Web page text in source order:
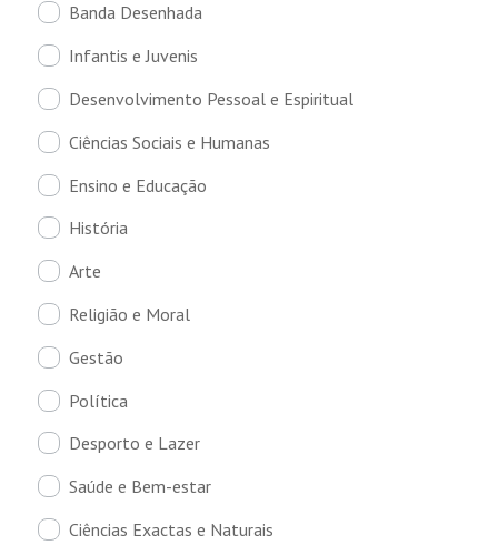
Banda Desenhada
Infantis e Juvenis
Desenvolvimento Pessoal e Espiritual
Ciências Sociais e Humanas
Ensino e Educação
História
Arte
Religião e Moral
Gestão
Política
Desporto e Lazer
Saúde e Bem-estar
Ciências Exactas e Naturais